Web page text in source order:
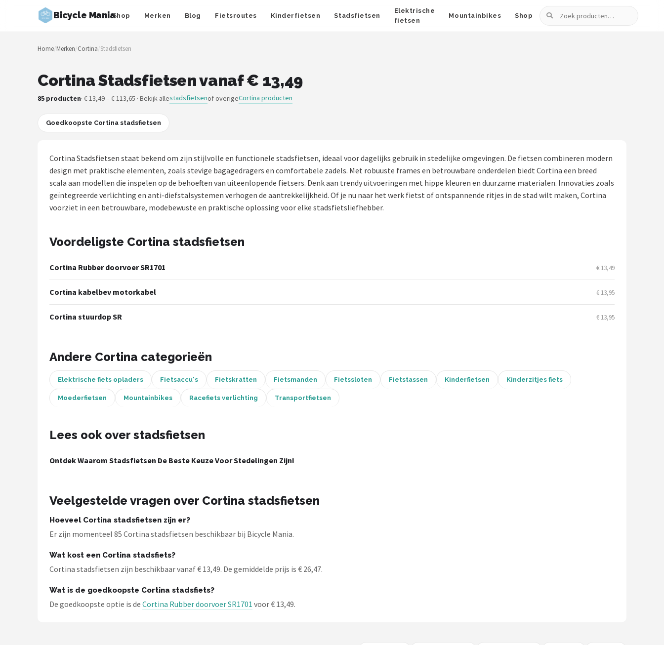
Bicycle ManiaShop Merken Blog Fietsroutes Kinderfietsen Stadsfietsen
Elektrische
fietsen
Mountainbikes Shop
Zoeken
Zoeken
NAVIGATIE
Merken
Kinderfietsen
Stadsfietsen
Mountainbikes
POPULAIRE MERKEN
New Looxs
Shimano
Home/Merken/Cortina/Stadsfietsen
Cortina Stadsfietsen vanaf € 13,49
85 producten· € 13,49 – € 113,65 · Bekijk allestadsfietsenof overigeCortina producten
Goedkoopste Cortina stadsfietsen
Cortina Stadsfietsen staat bekend om zijn stijlvolle en functionele stadsfietsen, ideaal voor dagelijks gebruik in stedelijke omgevingen. De fietsen combineren modern
design met praktische elementen, zoals stevige bagagedragers en comfortabele zadels. Met robuuste frames en betrouwbare onderdelen biedt Cortina een breed
scala aan modellen die inspelen op de behoeften van uiteenlopende fietsers. Denk aan trendy uitvoeringen met hippe kleuren en duurzame materialen. Innovaties zoals
geïntegreerde verlichting en anti-diefstalsystemen verhogen de aantrekkelijkheid. Of je nu naar het werk fietst of ontspannende ritjes in de stad wilt maken, Cortina
voorziet in een betrouwbare, modebewuste en praktische oplossing voor elke stadsfietsliefhebber.
Voordeligste Cortina stadsfietsen
Cortina Rubber doorvoer SR1701 € 13,49
Cortina kabelbev motorkabel € 13,95
Cortina stuurdop SR € 13,95
Andere Cortina categorieën
Elektrische fiets opladers Fietsaccu's Fietskratten Fietsmanden Fietssloten Fietstassen Kinderfietsen Kinderzitjes fiets
Moederfietsen Mountainbikes Racefiets verlichting Transportfietsen
Lees ook over stadsfietsen
Ontdek Waarom Stadsfietsen De Beste Keuze Voor Stedelingen Zijn!
Veelgestelde vragen over Cortina stadsfietsen
Hoeveel Cortina stadsfietsen zijn er?
Er zijn momenteel 85 Cortina stadsfietsen beschikbaar bij Bicycle Mania.
Wat kost een Cortina stadsfiets?
Cortina stadsfietsen zijn beschikbaar vanaf € 13,49. De gemiddelde prijs is € 26,47.
Wat is de goedkoopste Cortina stadsfiets?
De goedkoopste optie is de Cortina Rubber doorvoer SR1701 voor € 13,49.